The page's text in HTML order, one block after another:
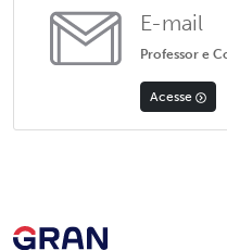
E-mail
Professor e
Acesse